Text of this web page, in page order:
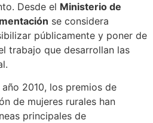
Desde el Ministerio de
se considera
públicamente y poner de
trabajo que desarrollan las
2010, los premios de
de mujeres rurales han
principales de